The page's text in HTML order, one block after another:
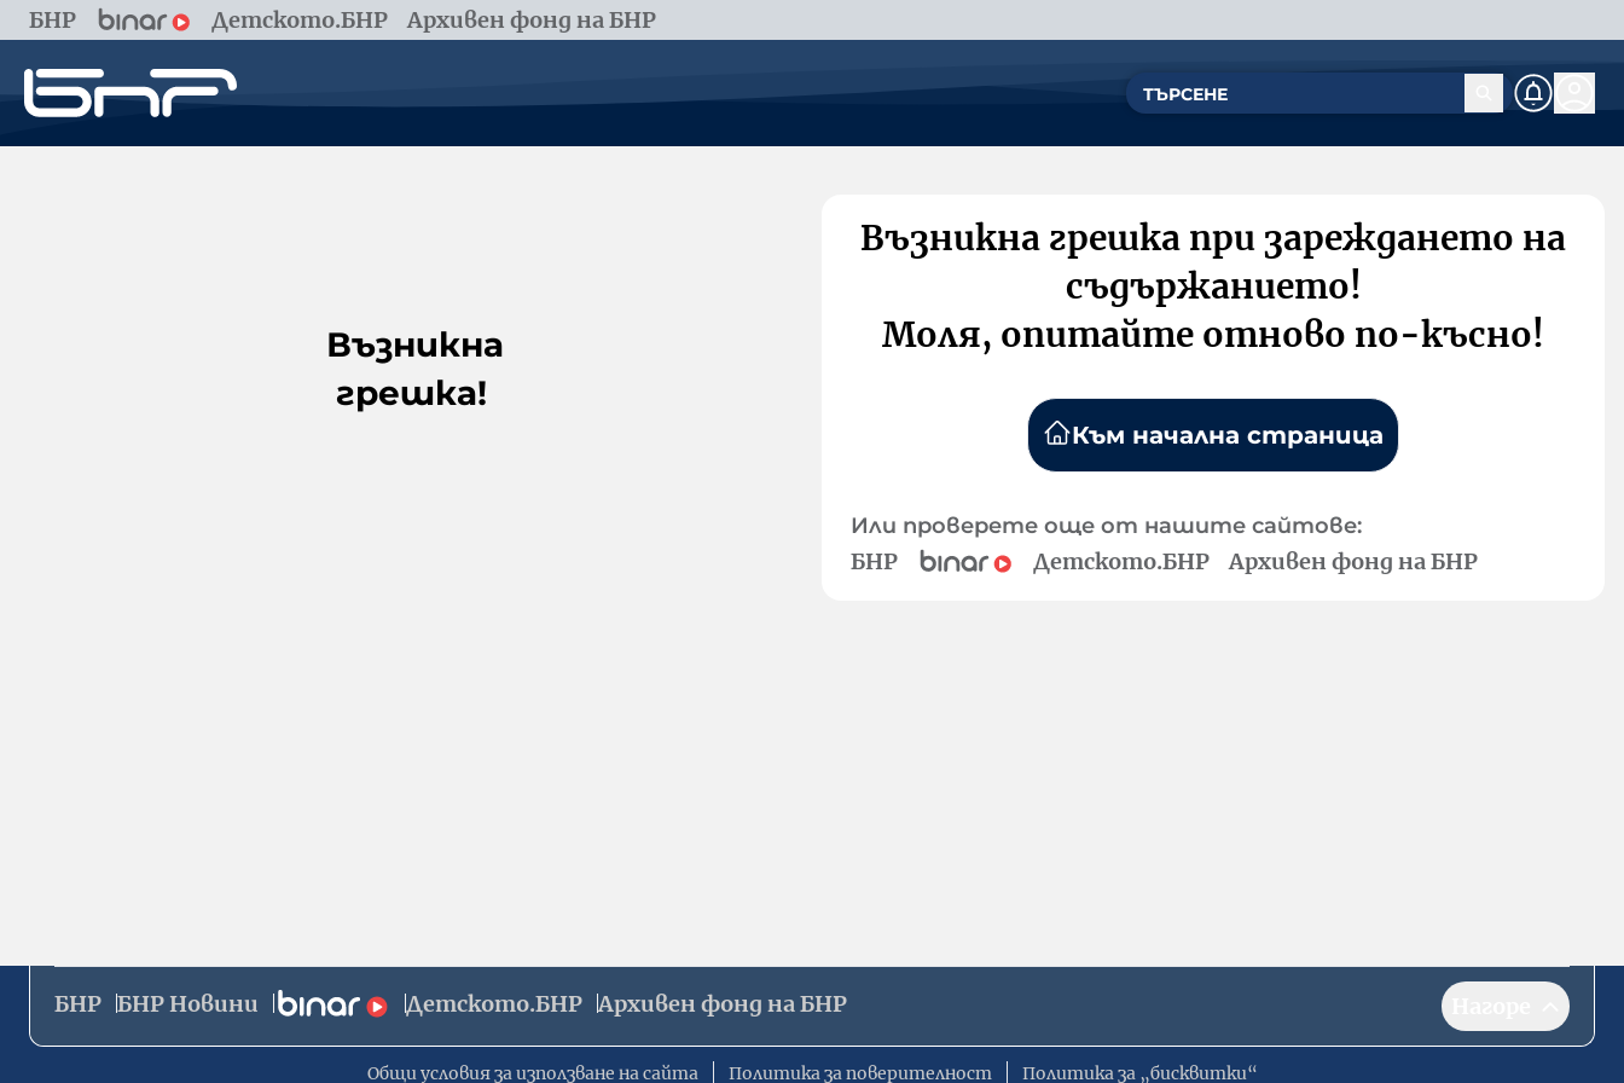
БНР Детското.БНР Архивен фонд на БНР
Възникна
грешка!
Възникна грешка при зареждането на
съдържанието!
Моля, опитайте отново по-късно!
Към начална страница
Или проверете още от нашите сайтове:
БНР Детското.БНР Архивен фонд на БНР
БНР БНР Новини Детското.БНР Архивен фонд на БНР
Общи условия за използване на сайта Политика за поверителност Политика за „бисквитки“